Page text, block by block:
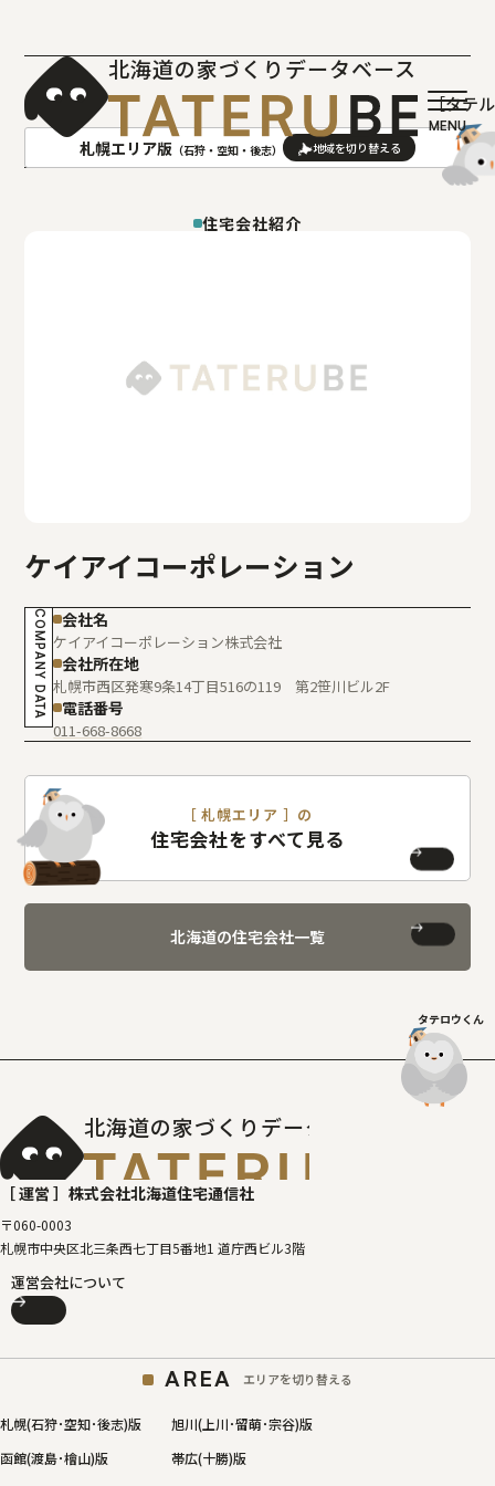
北海道の家づくりデータベース
［タテ
札幌エリア版 （石狩・空知・後志）
北見(オホーツク)版
住宅会社紹介
ケイアイコーポレーション
COMPANY DATA 会社名
ケイアイコーポレーション株式会社
会社所在地
札幌市西区発寒9条14丁目516の119 第2笹川ビル2F
電話番号
011-668-8668
［ 札幌エリア ］の
住宅会社をすべて見る
北海道の住宅会社一覧
タテロウくん
北海道の家づくりデータベース
［ 運営 ］ 株式会社北海道住宅通信社
〒060-0003
札幌市中央区北三条西七丁目5番地1 道庁西ビル3階
運営会社について
AREA エリアを切り替える
札幌(石狩･空知･後志)版
旭川(上川･留萌･宗谷)版
函館(渡島･檜山)版
帯広(十勝)版